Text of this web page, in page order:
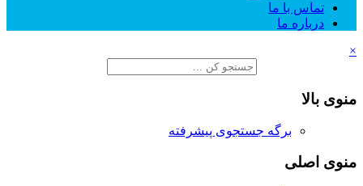
تماس با ما
درباره ما
×
منوی بالا
برگه جستجوی پیشرفته
منوی اصلی